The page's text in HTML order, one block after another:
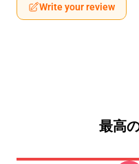
Write your review
最高